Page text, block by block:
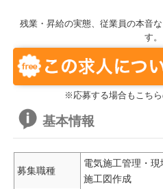
残業・昇給の実態、従業員の本音
す。
※応募する場合もこち
基本情報
募集職種
電気施工管理・現
施工図作成